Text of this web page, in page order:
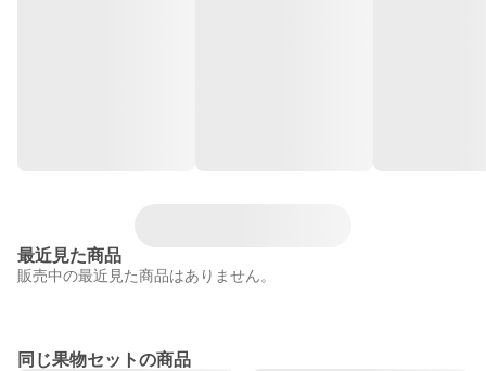
最近見た商品
販売中の最近見た商品はありません。
同じ果物セットの商品